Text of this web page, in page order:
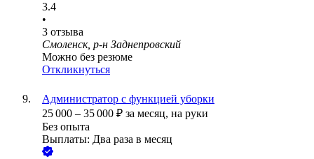
3.4
•
3 отзыва
Смоленск, р-н Заднепровский
Можно без резюме
Откликнуться
Администратор с функцией уборки
25 000 – 35 000 ₽ за месяц, на руки
Без опыта
Выплаты: Два раза в месяц